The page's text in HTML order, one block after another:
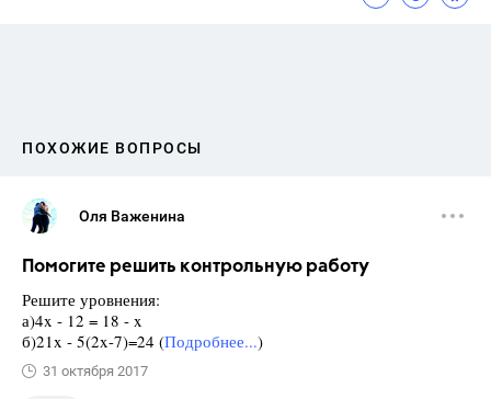
ПОХОЖИЕ ВОПРОСЫ
Оля Важенина
Помогите решить контрольную работу
Решите уровнения:
а)4x - 12 = 18 - x
б)21x - 5(2x-7)=24 (Подробнее...)
31 октября 2017